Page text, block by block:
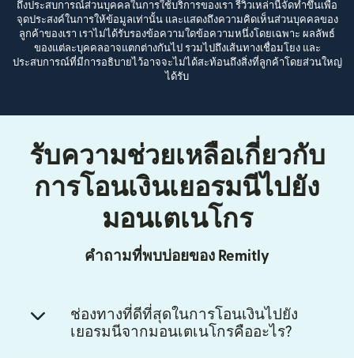
ถึงประสบการณ์ส่วนบุคคลในการใช้บริการของเรา รีวิวเหล่านี้จัดทำขึ้นเพื่อ
จุดประสงค์ในการให้ข้อมูลเท่านั้น และแสดงถึงความคิดเห็นส่วนบุคคลของ
ลูกค้าของเรา เราไม่ได้รับรองข้อความใดข้อความหนึ่งโดยเฉพาะ ผลลัพธ์
ของแต่ละบุคคลอาจแตกต่างกันไป รวมไปถึงเส้นทางเชื่อมโยง และ
ประสบการณ์ที่มีการอธิบายไว้อาจจะไม่ได้สะท้อนถึงสิ่งที่ลูกค้าโดยส่วนใหญ่
ได้รับ
รับความช่วยเหลือเกี่ยวกับ
การโอนเงินเยอรมนีไปยัง
มอนเตเนโกร
คำถามที่พบบ่อยของ Remitly
ช่องทางที่ดีที่สุดในการโอนเงินไปยัง
เยอรมนีจากมอนเตเนโกรคืออะไร?